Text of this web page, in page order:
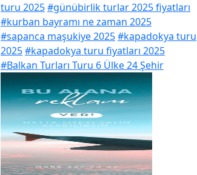
turu 2025#günübirlik turlar 2025 fiyatları
#kurban bayramı ne zaman 2025
#sapanca maşukiye 2025#kapadokya turu
2025#kapadokya turu fiyatları 2025
#Balkan Turları Turu 6 Ülke 24 Şehir